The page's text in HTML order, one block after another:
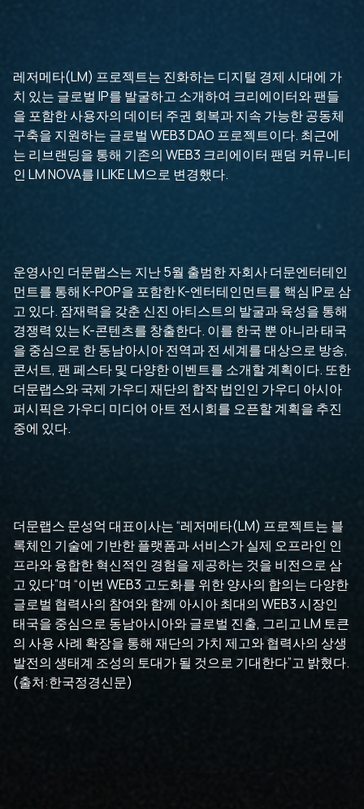
레저메타(LM) 프로젝트는 진화하는 디지털 경제 시대에 가
치 있는 글로벌 IP를 발굴하고 소개하여 크리에이터와 팬들
을 포함한 사용자의 데이터 주권 회복과 지속 가능한 공동체
구축을 지원하는 글로벌 WEB3 DAO 프로젝트이다. 최근에
는 리브랜딩을 통해 기존의 WEB3 크리에이터 팬덤 커뮤니티
인 LM NOVA를 I LIKE LM으로 변경했다.
운영사인 더문랩스는 지난 5월 출범한 자회사 더문엔터테인
먼트를 통해 K-POP을 포함한 K-엔터테인먼트를 핵심 IP로 삼
고 있다. 잠재력을 갖춘 신진 아티스트의 발굴과 육성을 통해
경쟁력 있는 K-콘텐츠를 창출한다. 이를 한국 뿐 아니라 태국
을 중심으로 한 동남아시아 전역과 전 세계를 대상으로 방송,
콘서트, 팬 페스타 및 다양한 이벤트를 소개할 계획이다. 또한
더문랩스와 국제 가우디 재단의 합작 법인인 가우디 아시아
퍼시픽은 가우디 미디어 아트 전시회를 오픈할 계획을 추진
중에 있다.
더문랩스 문성억 대표이사는 “레저메타(LM) 프로젝트는 블
록체인 기술에 기반한 플랫폼과 서비스가 실제 오프라인 인
프라와 융합한 혁신적인 경험을 제공하는 것을 비전으로 삼
고 있다”며 “이번 WEB3 고도화를 위한 양사의 합의는 다양한
글로벌 협력사의 참여와 함께 아시아 최대의 WEB3 시장인
태국을 중심으로 동남아시아와 글로벌 진출, 그리고 LM 토큰
의 사용 사례 확장을 통해 재단의 가치 제고와 협력사의 상생
발전의 생태계 조성의 토대가 될 것으로 기대한다”고 밝혔다.
(출처:한국정경신문)